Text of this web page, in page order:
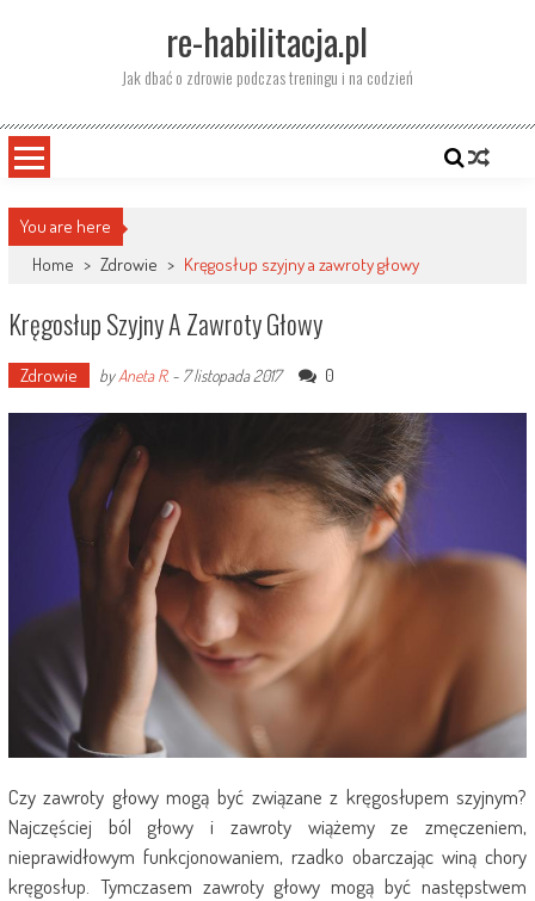
re-habilitacja.pl
Jak dbać o zdrowie podczas treningu i na codzień
You are here
Home > Zdrowie > Kręgosłup szyjny a zawroty głowy
Kręgosłup Szyjny A Zawroty Głowy
Zdrowie byAneta R.- 7 listopada 2017 0
Czy zawroty głowy mogą być związane z kręgosłupem szyjnym?
Najczęściej ból głowy i zawroty wiążemy ze zmęczeniem,
nieprawidłowym funkcjonowaniem, rzadko obarczając winą chory
kręgosłup. Tymczasem zawroty głowy mogą być następstwem